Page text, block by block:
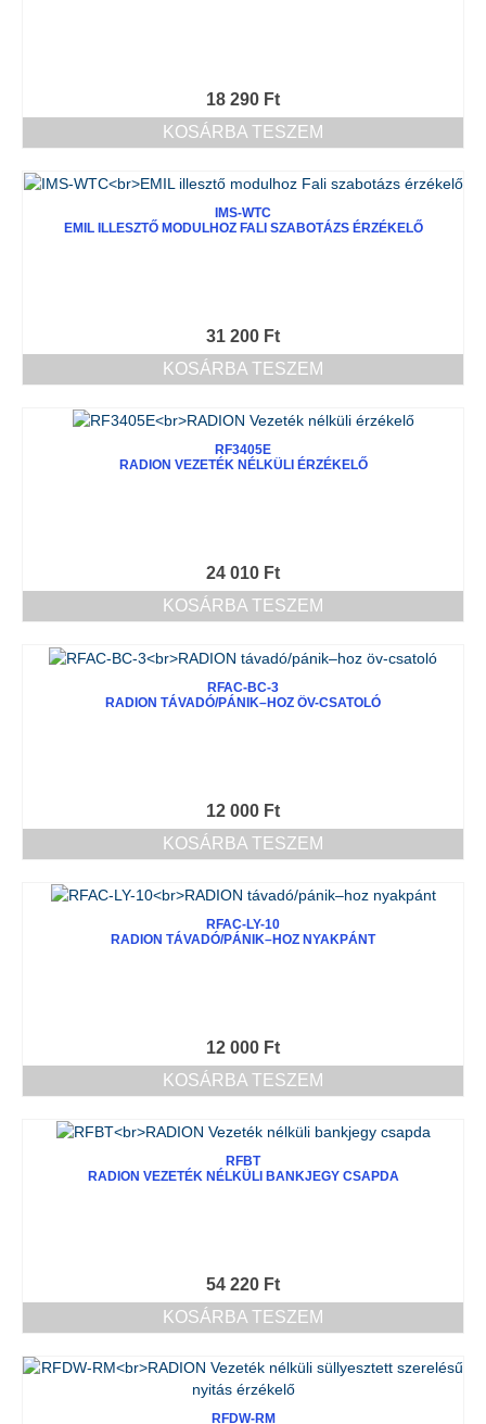
18 290 Ft
KOSÁRBA TESZEM
IMS-WTC
EMIL ILLESZTŐ MODULHOZ FALI SZABOTÁZS ÉRZÉKELŐ
31 200 Ft
KOSÁRBA TESZEM
RF3405E
RADION VEZETÉK NÉLKÜLI ÉRZÉKELŐ
24 010 Ft
KOSÁRBA TESZEM
RFAC-BC-3
RADION TÁVADÓ/PÁNIK–HOZ ÖV-CSATOLÓ
12 000 Ft
KOSÁRBA TESZEM
RFAC-LY-10
RADION TÁVADÓ/PÁNIK–HOZ NYAKPÁNT
12 000 Ft
KOSÁRBA TESZEM
RFBT
RADION VEZETÉK NÉLKÜLI BANKJEGY CSAPDA
54 220 Ft
KOSÁRBA TESZEM
RFDW-RM